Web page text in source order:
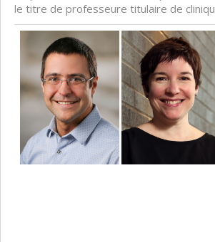
le titre de professeure titulaire de